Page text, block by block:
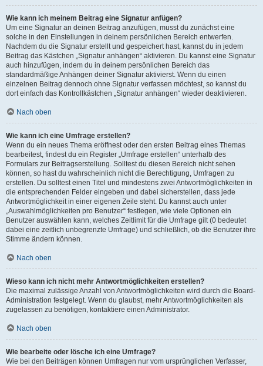
Wie kann ich meinem Beitrag eine Signatur anfügen?
Um eine Signatur an deinen Beitrag anzufügen, musst du zunächst eine
solche in den Einstellungen in deinem persönlichen Bereich entwerfen.
Nachdem du die Signatur erstellt und gespeichert hast, kannst du in jedem
Beitrag das Kästchen „Signatur anhängen“ aktivieren. Du kannst eine Signatur
auch hinzufügen, indem du in deinem persönlichen Bereich das
standardmäßige Anhängen deiner Signatur aktivierst. Wenn du einen
einzelnen Beitrag dennoch ohne Signatur verfassen möchtest, so kannst du
dort einfach das Kontrollkästchen „Signatur anhängen“ wieder deaktivieren.
Nach oben
Wie kann ich eine Umfrage erstellen?
Wenn du ein neues Thema eröffnest oder den ersten Beitrag eines Themas
bearbeitest, findest du ein Register „Umfrage erstellen“ unterhalb des
Formulars zur Beitragserstellung. Solltest du diesen Bereich nicht sehen
können, so hast du wahrscheinlich nicht die Berechtigung, Umfragen zu
erstellen. Du solltest einen Titel und mindestens zwei Antwortmöglichkeiten in
die entsprechenden Felder eingeben und dabei sicherstellen, dass jede
Antwortmöglichkeit in einer eigenen Zeile steht. Du kannst auch unter
„Auswahlmöglichkeiten pro Benutzer“ festlegen, wie viele Optionen ein
Benutzer auswählen kann, welches Zeitlimit für die Umfrage gilt (0 bedeutet
dabei eine zeitlich unbegrenzte Umfrage) und schließlich, ob die Benutzer ihre
Stimme ändern können.
Nach oben
Wieso kann ich nicht mehr Antwortmöglichkeiten erstellen?
Die maximal zulässige Anzahl von Antwortmöglichkeiten wird durch die Board-
Administration festgelegt. Wenn du glaubst, mehr Antwortmöglichkeiten als
zugelassen zu benötigen, kontaktiere einen Administrator.
Nach oben
Wie bearbeite oder lösche ich eine Umfrage?
Wie bei den Beiträgen können Umfragen nur vom ursprünglichen Verfasser,